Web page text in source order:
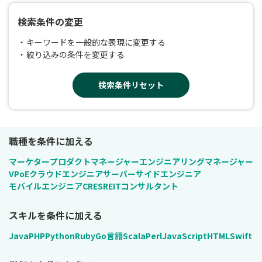
検索条件の変更
キーワードを一般的な表現に変更する
絞り込みの条件を変更する
検索条件リセット
職種を条件に加える
マーケタープロダクトマネージャーエンジニアリングマネージャー
VPoEクラウドエンジニアサーバーサイドエンジニア
モバイルエンジニアCRESREITコンサルタント
スキルを条件に加える
JavaPHPPythonRubyGo言語ScalaPerlJavaScriptHTMLSwift